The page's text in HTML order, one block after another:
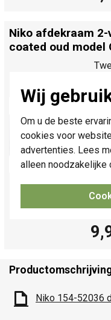
Wij
Om u de beste
cookies voor
advertenties. Lees
alleen noodzakelijke
Niko afdekraam
coated oud model
Niko 154-52036